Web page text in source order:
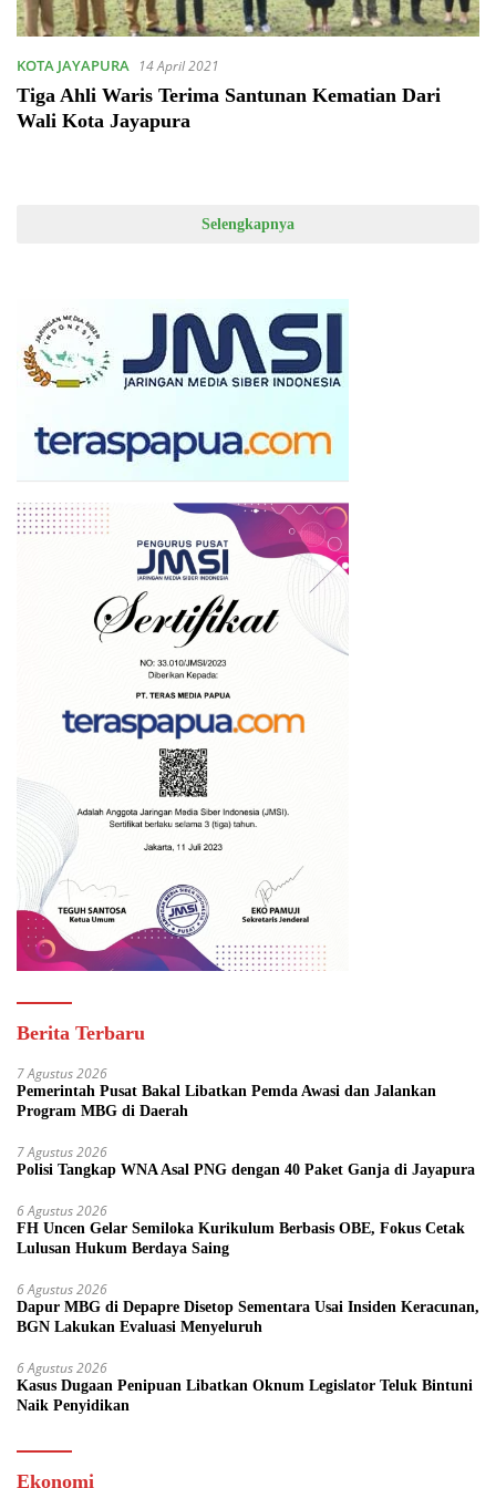
KOTA JAYAPURA 14 April 2021
Tiga Ahli Waris Terima Santunan Kematian Dari
Wali Kota Jayapura
Selengkapnya
Berita Terbaru
7 Agustus 2026
Pemerintah Pusat Bakal Libatkan Pemda Awasi dan Jalankan
Program MBG di Daerah
7 Agustus 2026
Polisi Tangkap WNA Asal PNG dengan 40 Paket Ganja di Jayapura
6 Agustus 2026
FH Uncen Gelar Semiloka Kurikulum Berbasis OBE, Fokus Cetak
Lulusan Hukum Berdaya Saing
6 Agustus 2026
Dapur MBG di Depapre Disetop Sementara Usai Insiden Keracunan,
BGN Lakukan Evaluasi Menyeluruh
6 Agustus 2026
Kasus Dugaan Penipuan Libatkan Oknum Legislator Teluk Bintuni
Naik Penyidikan
Ekonomi